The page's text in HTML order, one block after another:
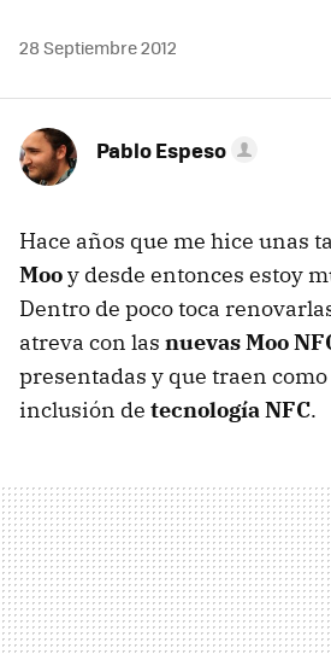
28 Septiembre 2012
Pablo Espeso
Hace años que me hice unas
Mooy desde entonces estoy
Dentro de poco toca
atreva con las nuevas Moo
presentadas y que traen
inclusión de tecnologíaNFC.